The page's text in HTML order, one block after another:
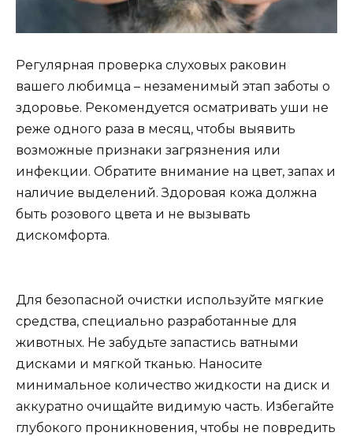
Регулярная проверка слуховых раковин
вашего любимца – незаменимый этап заботы о
здоровье. Рекомендуется осматривать уши не
реже одного раза в месяц, чтобы выявить
возможные признаки загрязнения или
инфекции. Обратите внимание на цвет, запах и
наличие выделений. Здоровая кожа должна
быть розового цвета и не вызывать
дискомфорта.
Для безопасной очистки используйте мягкие
средства, специально разработанные для
животных. Не забудьте запастись ватными
дисками и мягкой тканью. Наносите
минимальное количество жидкости на диск и
аккуратно очищайте видимую часть. Избегайте
глубокого проникновения, чтобы не повредить